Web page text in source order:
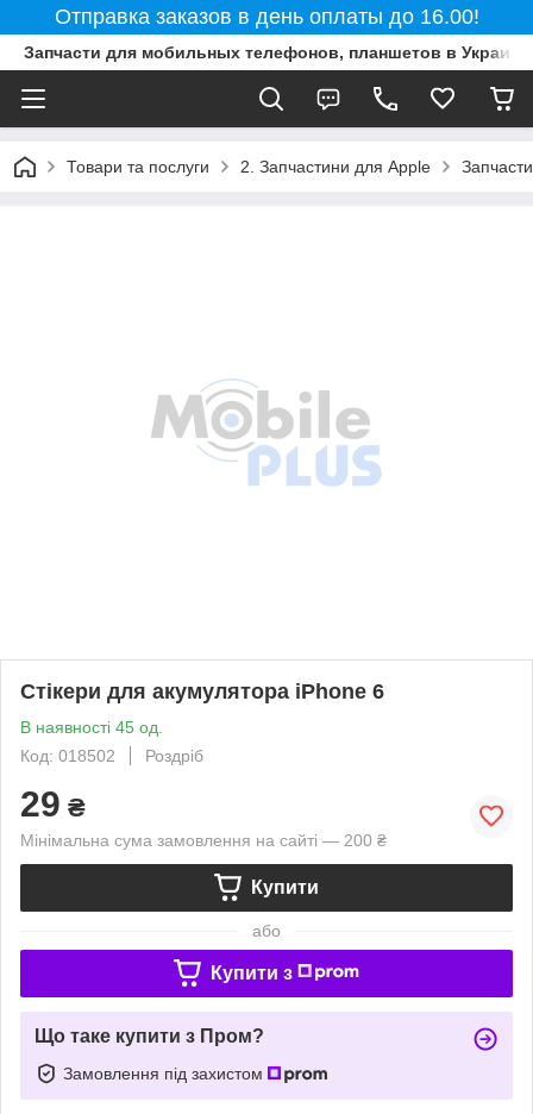
Отправка заказов в день оплаты до 16.00!
Запчасти для мобильных телефонов, планшетов в
Товари та послуги 2. Запчастини для Apple
Стікери для акумулятора iPhone 6
В наявності 45 од.
Код: 018502
Роздріб
29 ₴
Мінімальна сума замовлення на сайті — 200 ₴
Купити
або
Купити з
Що таке купити з Пром?
Замовлення під захистом